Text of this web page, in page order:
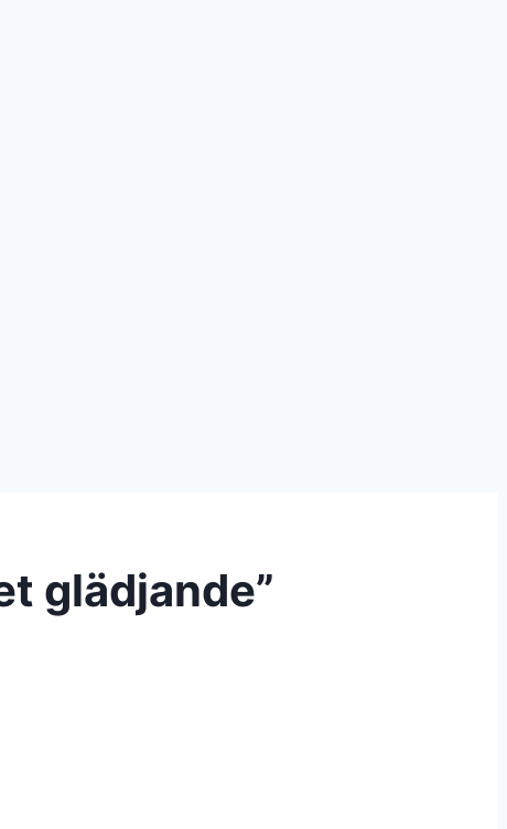
glädjande”